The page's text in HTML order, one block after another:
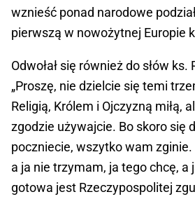
wznieść ponad narodowe
pierwszą w nowożytnej Europie
Odwołał się również do słów ks.
„Proszę, nie dzielcie się temi
Religią, Królem i Ojczyzną miłą,
zgodzie używajcie. Bo skoro się
poczniecie, wszytko wam
a ja nie trzymam, ja tego chcę, a
gotowa jest Rzeczypospolitej